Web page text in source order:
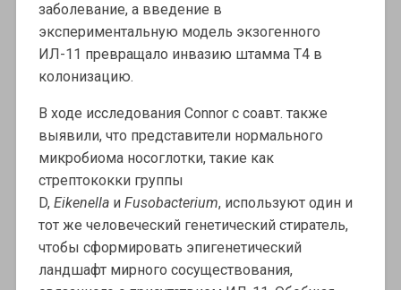
заболевание, а введение в
экспериментальную модель экзогенного
ИЛ-11 превращало инвазию штамма T4 в
колонизацию.
В ходе исследования Connor с соавт. также
выявили, что представители нормального
микробиома носоглотки, такие как
стрептококки группы
D, Eikenella и Fusobacterium, используют один и
тот же человеческий генетический стиратель,
чтобы сформировать эпигенетический
ландшафт мирного сосуществования,